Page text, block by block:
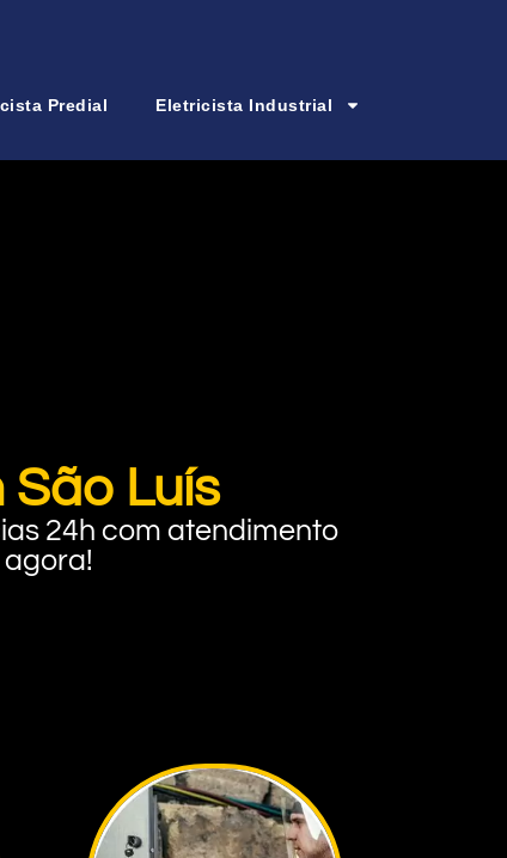
Predial Eletricista Industrial
Luís
24h com atendimento